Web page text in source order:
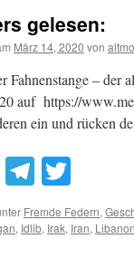
gelesen:
März 14, 2020 von
Fahnenstange –
auf https://
ein und rücken
WhatsApp
Fremde Federn,
, Idlib, Irak, Iran,